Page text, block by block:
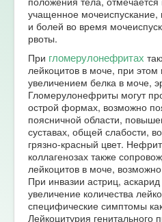
учащенное
и болей во время
рвоты.
При гломерулонефритах
лейкоцитов в моче, при этом
увеличением белка в моче,
Гломерулонефриты могут
острой формах, возможно
поясничной области,
суставах, общей слабости,
грязно-красный цвет.
коллагенозах также
лейкоцитов в моче,
При инвазии астриц,
увеличение количества
специфические симптомы
Лейкоцитурия генитального